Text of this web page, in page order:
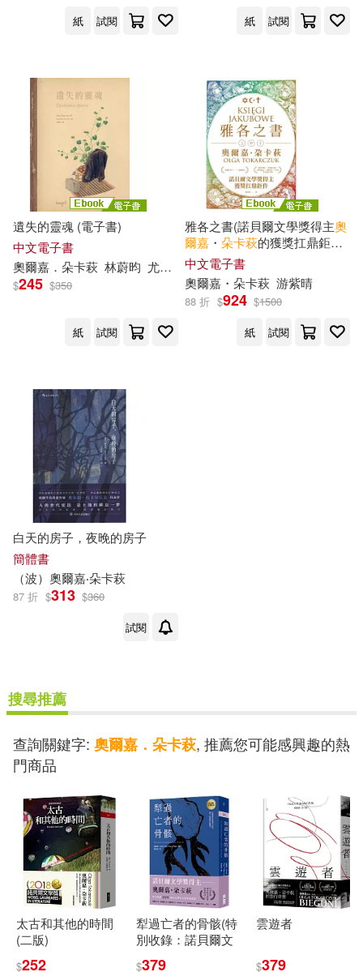
紙
試閱
紙
試閱
遺失的靈魂 (電子書)
中文電子書
奧爾嘉 ． 朵卡萩 林蔚昀 尤安娜．康哲友（Joanna Concejo）
$245 $350
紙 試閱
雅各之書(諾貝爾文學獎得主奧
爾嘉 ・ 朵卡萩的獲獎扛鼎鉅作)
(電子書)
中文電子書
奧爾嘉 ・ 朵卡萩 游紫晴
88 折 $924 $1500
紙
試閱
白天的房子，夜晚的房子
簡體書
（波） 奧爾嘉‧朵卡萩
87 折 $313 $360
試閱
搜尋推薦
查詢關鍵字: 奧爾嘉．朵卡萩, 推薦您可能感興趣的熱
門商品
太古和其他的時間
(二版)
$252
犁過亡者的骨骸(特
別收錄：諾貝爾文
$379
雲遊者
$379